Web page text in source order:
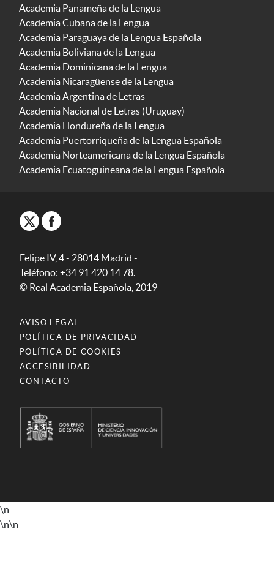
Academia Panameña de la Lengua
Academia Cubana de la Lengua
Academia Paraguaya de la Lengua Española
Academia Boliviana de la Lengua
Academia Dominicana de la Lengua
Academia Nicaragüense de la Lengua
Academia Argentina de Letras
Academia Nacional de Letras (Uruguay)
Academia Hondureña de la Lengua
Academia Puertorriqueña de la Lengua Española
Academia Norteamericana de la Lengua Española
Academia Ecuatoguineana de la Lengua Española
Felipe IV, 4 - 28014 Madrid -
Teléfono: +34 91 420 14 78.
© Real Academia Española, 2019
AVISO LEGAL
POLÍTICA DE PRIVACIDAD
POLÍTICA DE COOKIES
ACCESIBILIDAD
CONTACTO
\n
\n\n